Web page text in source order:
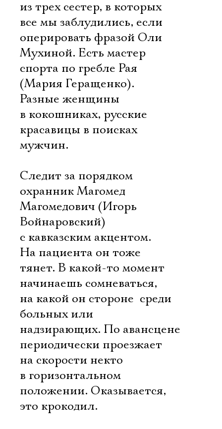
из трех сестер, в которых
все мы заблудились, если
оперировать фразой Оли
Мухиной. Есть мастер
спорта по гребле Рая
(Мария Геращенко).
Разные женщины
в кокошниках, русские
красавицы в поисках
мужчин.
Следит за порядком
охранник Магомед
Магомедович (Игорь
Войнаровский)
с кавказским акцентом.
На пациента он тоже
тянет. В какой-то момент
начинаешь сомневаться,
на какой он стороне  среди
больных или
надзирающих. По авансцене
периодически проезжает
на скорости некто
в горизонтальном
положении. Оказывается,
это крокодил.
Электропочта
Ознакомиться